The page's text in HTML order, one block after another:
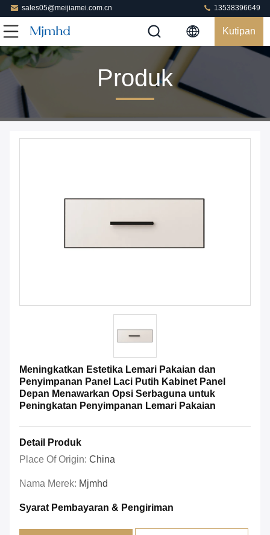
sales05@meijiamei.com.cn 13538396649
Kutipan
Produk
Meningkatkan Estetika Lemari Pakaian dan
Penyimpanan Panel Laci Putih Kabinet Panel
Depan Menawarkan Opsi Serbaguna untuk
Peningkatan Penyimpanan Lemari Pakaian
Detail Produk
Place Of Origin: China
Nama Merek: Mjmhd
Syarat Pembayaran & Pengiriman